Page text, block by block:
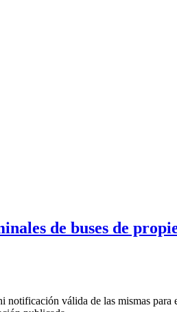
de buses de
válida de las mismas